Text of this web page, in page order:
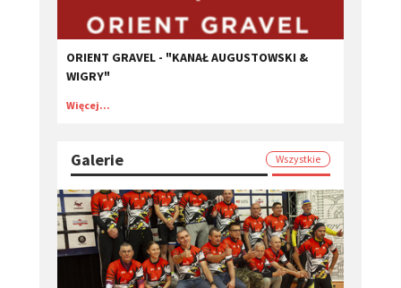
ORIENT GRAVEL - "KANAŁ AUGUSTOWSKI &
WIGRY"
Więcej...
Galerie Wszystkie